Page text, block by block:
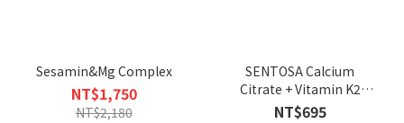
Sesamin&Mg Complex
NT$1,750
NT$2,180
SENTOSA Calcium
Citrate + Vitamin K2
Tablets
NT$695